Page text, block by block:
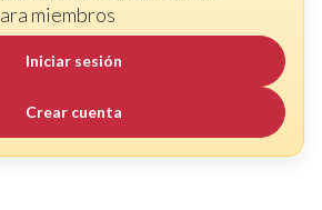
miembros
Iniciar sesión
Crear cuenta